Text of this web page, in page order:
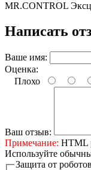
MR.CONTROL
Написать
Ваше имя:
Оценка:
Плохо
Ваш отзыв:
Примечание: HTML
Используйте
Защита от роботов